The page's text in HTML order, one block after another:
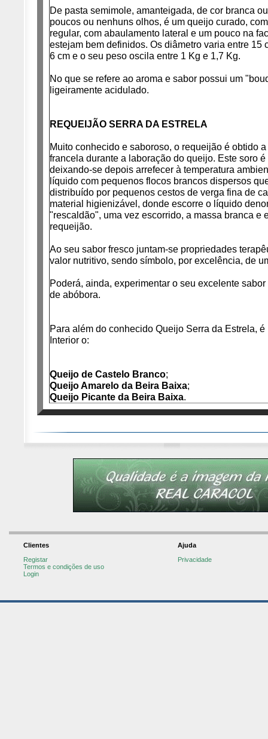
De pasta semimole, amanteigada, de cor branca
poucos ou nenhuns olhos, é um queijo curado,
regular, com abaulamento lateral e um pouco na
estejam bem definidos. Os diâmetro varia entre 15
6 cm e o seu peso oscila entre 1 Kg e 1,7 Kg.
No que se refere ao aroma e sabor possui um
ligeiramente acidulado.
REQUEIJÃO SERRA DA ESTRELA
Muito conhecido e saboroso, o requeijão é obtido
francela durante a laboração do queijo. Este soro
deixando-se depois arrefecer à temperatura
líquido com pequenos flocos brancos dispersos
distribuído por pequenos cestos de verga fina de
material higienizável, donde escorre o líquido
"rescaldão", uma vez escorrido, a massa branca e
requeijão.
Ao seu sabor fresco juntam-se propriedades
valor nutritivo, sendo símbolo, por excelência, de
Poderá, ainda, experimentar o seu excelente
de abóbora.
Para além do conhecido Queijo Serra da Estrela,
Interior o:
Queijo de Castelo Branco;
Queijo Amarelo da Beira Baixa;
Queijo Picante da Beira Baixa.
Clientes
Registar
Termos e condições de uso
Login
Ajuda
Privacidade